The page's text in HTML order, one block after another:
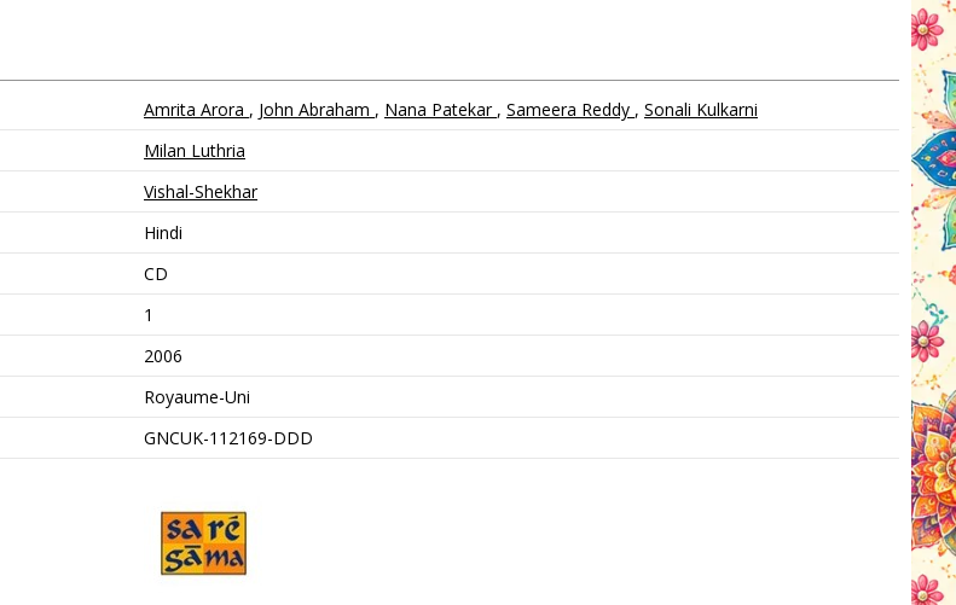
Amrita Arora , John Abraham , Nana Patekar , Sameera Reddy , Sonali Kulkarni
Milan Luthria
Vishal-Shekhar
Hindi
CD
1
2006
Royaume-Uni
GNCUK-112169-DDD